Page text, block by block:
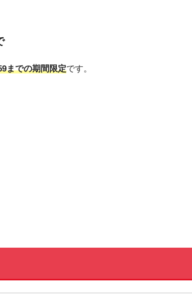
までの期間限定です。